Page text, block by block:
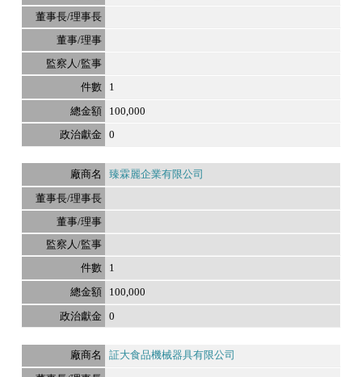
1
100,000
0
臻霖麗企業有限公司
1
100,000
0
証大食品機械器具有限公司